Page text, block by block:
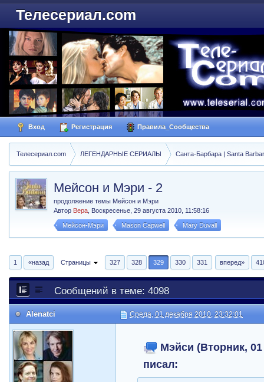
Телесериал.com
Вход Регистрация Правила_Сообщества
Телесериал.com ЛЕГЕНДАРНЫЕ СЕРИАЛЫ Санта-Барбара | Santa
Мейсон и Мэри - 2
продолжение темы Мейсон и Мэри
Автор Вера Воскресенье, 29 августа 2010, 11:58:16
Мейсон-Мэри Mason Capwell Mary Duvall
1 «назад Страницы 327 328 329 330 331 вперед»
Сообщений в теме: 4098
Alenatci Среда, 01 декабря 2010, 23:32:01
Мэйси (Вторник,
писал: